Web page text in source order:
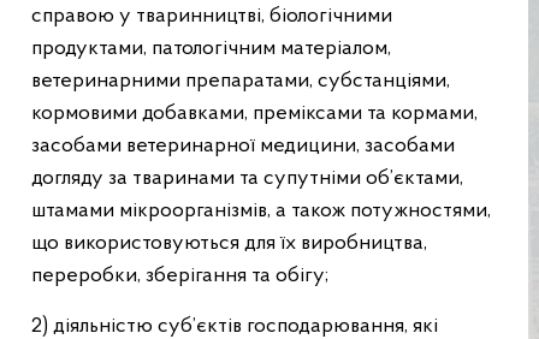
справою у тваринництві, біологічними
продуктами, патологічним матеріалом,
ветеринарними препаратами, субстанціями,
кормовими добавками, преміксами та кормами,
засобами ветеринарної медицини, засобами
догляду за тваринами та супутніми об’єктами,
штамами мікроорганізмів, а також потужностями,
що використовуються для їх виробництва,
переробки, зберігання та обігу;
2) діяльністю суб’єктів господарювання, які